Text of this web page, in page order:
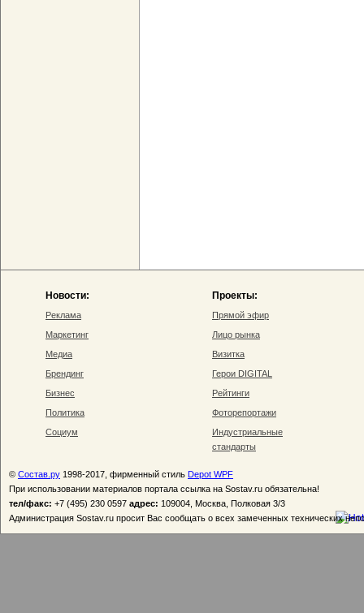
Новости:
Реклама
Маркетинг
Медиа
Брендинг
Бизнес
Политика
Социум
Проекты:
Прямой эфир
Лицо рынка
Визитка
Герои DIGITAL
Рейтинги
Фоторепортажи
Индустриальные
стандарты
© Состав.ру 1998-2017, фирменный стиль Depot WPF
При использовании материалов портала ссылка на Sostav.ru обязательна!
тел/факс: +7 (495) 230 0597 адрес: 109004, Москва, Полковая 3/3
Администрация Sostav.ru просит Вас сообщать о всех замеченных технических